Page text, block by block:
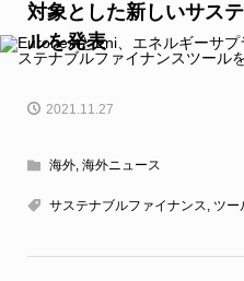
対象とした新しいサス
ルを発表
2021.11.27
海外, 海外ニュース
サステナブルファイナンス, ツー